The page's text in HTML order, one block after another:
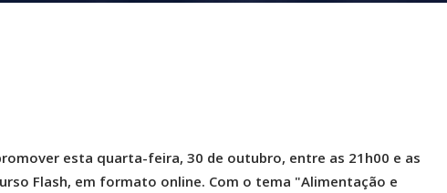
esta quarta-feira, 30 de outubro, entre as 21h00 e as
Flash, em formato online. Com o tema "Alimentação e